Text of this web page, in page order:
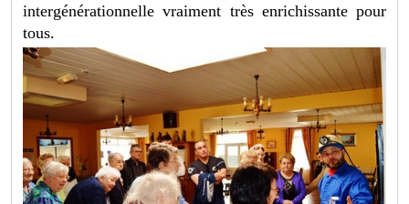
intergénérationnelle vraiment très enrichissante pour
tous.